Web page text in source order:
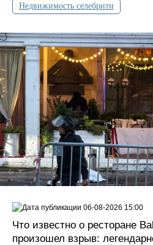
Недвижимость селебрити
Что известно о ресторане
произошел взрыв:
06-08-2026 15:00